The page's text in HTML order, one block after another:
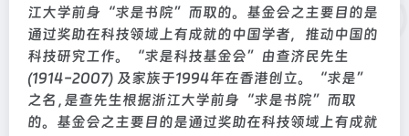
江大学前身“求是书院”而取的。基金会之主要目的是
通过奖助在科技领域上有成就的中国学者，推动中国的
科技研究工作。“求是科技基金会”由查济民先生
(1914-2007) 及家族于1994年在香港创立。“求是”
之名﹐是查先生根据浙江大学前身“求是书院”而取
的。基金会之主要目的是通过奖助在科技领域上有成就